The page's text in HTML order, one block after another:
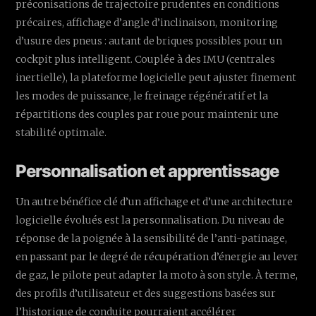
préconisations de trajectoire prudentes en conditions
précaires, affichage d’angle d’inclinaison, monitoring
d’usure des pneus : autant de briques possibles pour un
cockpit plus intelligent. Couplée à des IMU (centrales
inertielle), la plateforme logicielle peut ajuster finement
les modes de puissance, le freinage régénératif et la
répartitions des couples par roue pour maintenir une
stabilité optimale.
Personnalisation et apprentissage
Un autre bénéfice clé d’un affichage et d’une architecture
logicielle évolués est la personnalisation. Du niveau de
réponse de la poignée à la sensibilité de l’anti-patinage,
en passant par le degré de récupération d’énergie au lever
de gaz, le pilote peut adapter la moto à son style. À terme,
des profils d’utilisateur et des suggestions basées sur
l’historique de conduite pourraient accélérer